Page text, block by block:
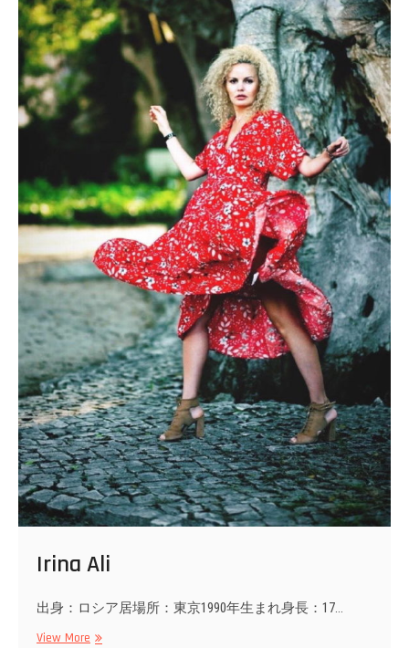
Irina Ali
出身：ロシア居場所：東京1990年生まれ身長：17…
View More Irina